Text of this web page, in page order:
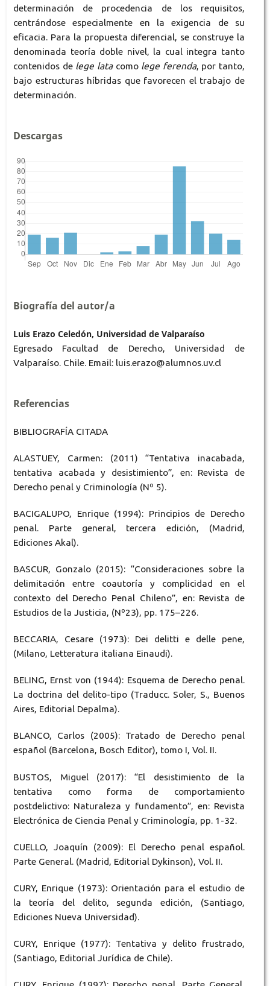
determinación de procedencia de los requisitos,
centrándose especialmente en la exigencia de su
eficacia. Para la propuesta diferencial, se construye la
denominada teoría doble nivel, la cual integra tanto
contenidos de lege latacomo lege ferenda, por tanto,
bajo estructuras híbridas que favorecen el trabajo de
determinación.
Descargas
Biografía del autor/a
Luis Erazo Celedón, Universidad de Valparaíso
Egresado Facultad de Derecho, Universidad de
Valparaíso. Chile. Email: luis.erazo@alumnos.uv.cl
Referencias
BIBLIOGRAFÍA CITADA
ALASTUEY, Carmen: (2011) “Tentativa inacabada,
tentativa acabada y desistimiento”, en: Revista de
Derecho penal y Criminología (Nº 5).
BACIGALUPO, Enrique (1994): Principios de Derecho
penal. Parte general, tercera edición, (Madrid,
Ediciones Akal).
BASCUR, Gonzalo (2015): “Consideraciones sobre la
delimitación entre coautoría y complicidad en el
contexto del Derecho Penal Chileno”, en: Revista de
Estudios de la Justicia, (Nº23), pp. 175–226.
BECCARIA, Cesare (1973): Dei delitti e delle pene,
(Milano, Letteratura italiana Einaudi).
BELING, Ernst von (1944): Esquema de Derecho penal.
La doctrina del delito-tipo (Traducc. Soler, S., Buenos
Aires, Editorial Depalma).
BLANCO, Carlos (2005): Tratado de Derecho penal
español (Barcelona, Bosch Editor), tomo I, Vol. II.
BUSTOS, Miguel (2017): “El desistimiento de la
tentativa como forma de comportamiento
postdelictivo: Naturaleza y fundamento”, en: Revista
Electrónica de Ciencia Penal y Criminología, pp. 1-32.
CUELLO, Joaquín (2009): El Derecho penal español.
Parte General. (Madrid, Editorial Dykinson), Vol. II.
CURY, Enrique (1973): Orientación para el estudio de
la teoría del delito, segunda edición, (Santiago,
Ediciones Nueva Universidad).
CURY, Enrique (1977): Tentativa y delito frustrado,
(Santiago, Editorial Jurídica de Chile).